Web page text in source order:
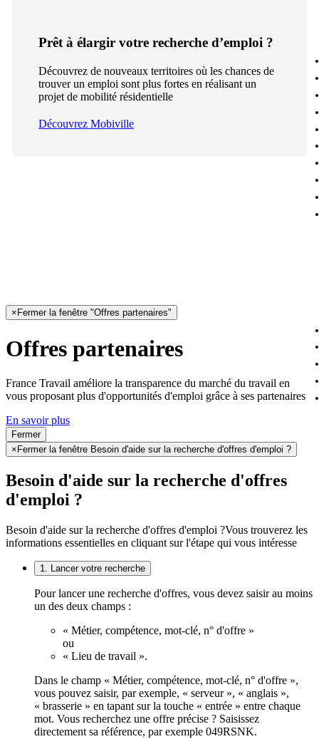
Prêt à élargir votre recherche d’emploi ?
Découvrez de nouveaux territoires où les chances de
trouver un emploi sont plus fortes en réalisant un
projet de mobilité résidentielle
Découvrez Mobiville
× Fermer la fenêtre "Offres partenaires"
Offres partenaires
France Travail améliore la transparence du marché du travail en
vous proposant plus d'opportunités d'emploi grâce à ses partenaires
En savoir plus
Fermer
× Fermer la fenêtre Besoin d'aide sur la recherche d'offres d'emploi ?
Besoin d'aide sur la recherche d'offres
d'emploi ?
Besoin d'aide sur la recherche d'offres d'emploi ?Vous trouverez les
informations essentielles en cliquant sur l'étape qui vous intéresse
1. Lancer votre recherche
Pour lancer une recherche d'offres, vous devez saisir au moins
un des deux champs :
« Métier, compétence, mot-clé, n° d'offre »
ou
« Lieu de travail ».
Dans le champ « Métier, compétence, mot-clé, n° d'offre »,
vous pouvez saisir, par exemple, « serveur », « anglais »,
« brasserie » en tapant sur la touche « entrée » entre chaque
mot. Vous recherchez une offre précise ? Saisissez
directement sa référence, par exemple 049RSNK.